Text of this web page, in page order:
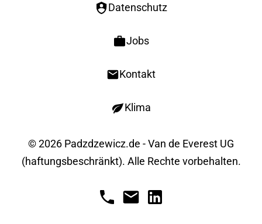
Datenschutz
Jobs
Kontakt
Klima
© 2026 Padzdzewicz.de - Van de Everest UG
(haftungsbeschränkt). Alle Rechte vorbehalten.